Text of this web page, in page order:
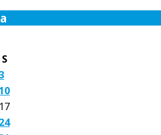
S
10
17
24